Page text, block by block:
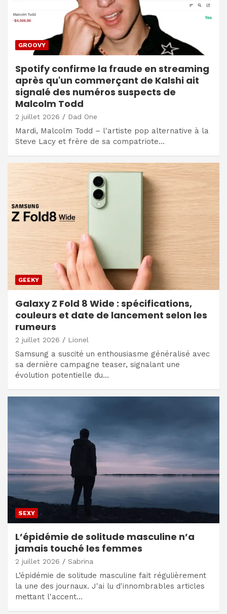
GROOVY
Spotify confirme la fraude en streaming
après qu'un commerçant de Kalshi ait
signalé des numéros suspects de
Malcolm Todd
2 juillet 2026 Dad One
Mardi, Malcolm Todd – l'artiste pop alternative à la
Steve Lacy et frère de sa compatriote…
GEEKY
Galaxy Z Fold 8 Wide : spécifications,
couleurs et date de lancement selon les
rumeurs
2 juillet 2026 Lionel
Samsung a suscité un enthousiasme généralisé avec
sa dernière campagne teaser, signalant une
évolution potentielle du…
SEXY
L’épidémie de solitude masculine n’a
jamais touché les femmes
2 juillet 2026 Sabrina
L’épidémie de solitude masculine fait régulièrement
la une des journaux. J'ai lu d'innombrables articles
mettant l'accent…